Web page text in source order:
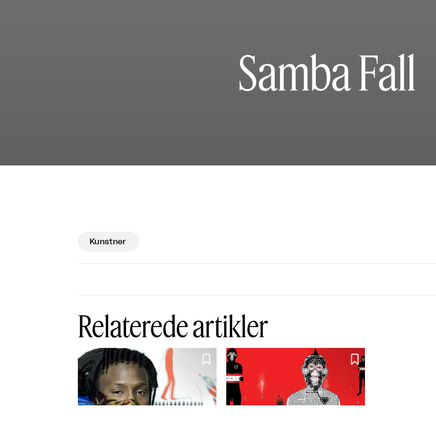
Samba Fall
Kunstner
Relaterede artikler
 